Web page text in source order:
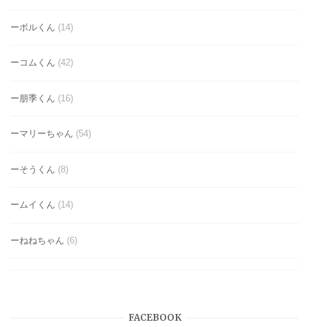
ーボルくん (14)
ーコムくん (42)
ー朋季くん (16)
ーマリーちゃん (54)
ーそうくん (8)
ームイくん (14)
ーねねちゃん (6)
FACEBOOK